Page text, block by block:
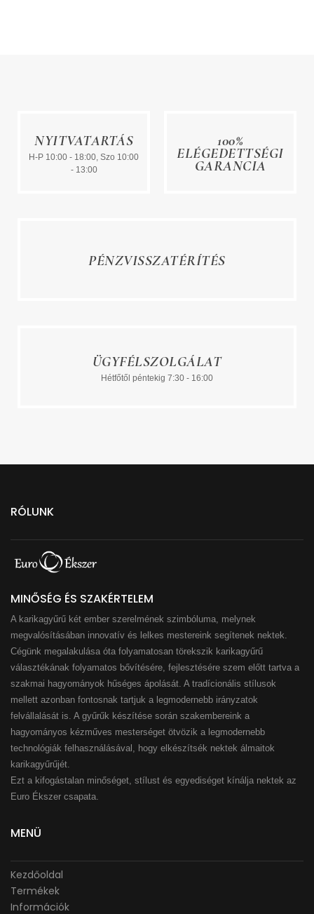
NYITVATARTÁS
H-P 10:00 - 18:00, Szo 10:00
- 13:00
100%
ELÉGEDETTSÉGI
GARANCIA
PÉNZVISSZATÉRÍTÉS
ÜGYFÉLSZOLGÁLAT
Hétfőtől péntekig 7:30 - 16:00
RÓLUNK
MINŐSÉG ÉS SZAKÉRTELEM
A karikagyűrű két ember szerelmének szimbóluma, melynek
megvalósításában innovatív és lelkes mestereink segítenek nektek.
Cégünk megalakulása óta folyamatosan törekszik karikagyűrű
választékának folyamatos bővítésére, fejlesztésére szem előtt tartva a
szakmai hagyományok hűséges ápolását. A tradícionális stílusok
mellett azonban fontosnak tartjuk a legmodernebb irányzatok
felvállalását is. A gyűrűk készítése során szakembereink a
hagyományos kézműves mesterséget ötvözik a legmodernebb
technológiák felhasználásával, hogy elkészítsék nektek álmaitok
karikagyűrűjét.
Ezt a kifogástalan minőséget, stílust és egyediséget kínálja nektek az
Euro Ékszer csapata.
MENÜ
Kezdőoldal
Termékek
Információk